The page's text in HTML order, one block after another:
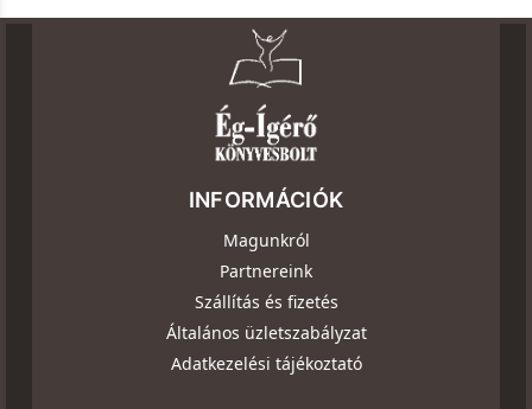
INFORMÁCIÓK
Magunkról
Partnereink
Szállítás és fizetés
Általános üzletszabályzat
Adatkezelési tájékoztató